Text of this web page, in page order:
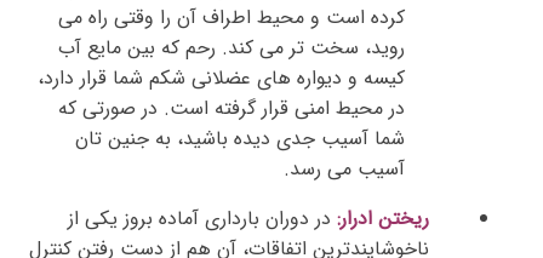
کرده است و محیط اطراف آن را وقتی راه می
روید، سخت تر می کند. رحم که بین مایع آب
کیسه و دیواره های عضلانی شکم شما قرار دارد،
در محیط امنی قرار گرفته است. در صورتی که
شما آسیب جدی دیده باشید، به جنین تان
آسیب می رسد.
ریختن ادرار: در دوران بارداری آماده بروز یکی از
ناخوشایندترین اتفاقات، آن هم از دست رفتن کنترل